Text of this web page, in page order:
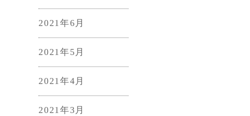
2021年6月
2021年5月
2021年4月
2021年3月